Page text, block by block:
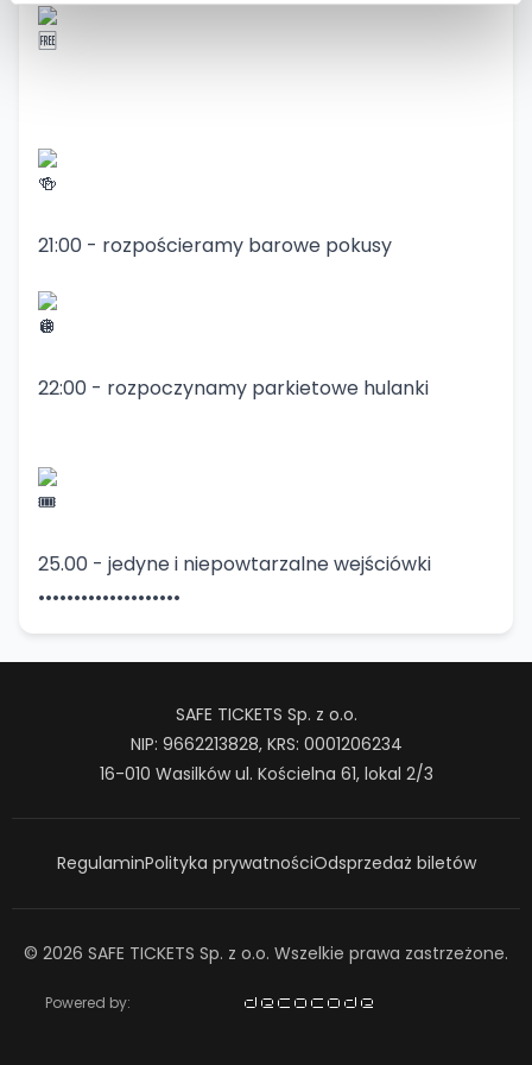
21:00 - rozpościeramy barowe pokusy
22:00 - rozpoczynamy parkietowe hulanki
25.00 - jedyne i niepowtarzalne wejściówki
••••••••••••••••••••
SAFE TICKETS Sp. z o.o.
NIP: 9662213828, KRS: 0001206234
16-010 Wasilków ul. Kościelna 61, lokal 2/3
RegulaminPolityka prywatnościOdsprzedaż biletów
© 2026 SAFE TICKETS Sp. z o.o. Wszelkie prawa zastrzeżone.
Powered by: